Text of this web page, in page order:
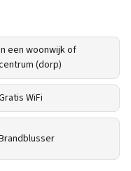
een woonwijk of
(dorp)
WiFi